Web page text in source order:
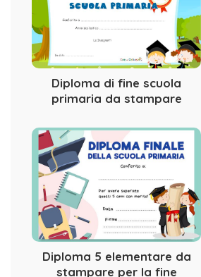
Diploma di fine scuola
primaria da stampare
Diploma 5 elementare da
stampare per la fine